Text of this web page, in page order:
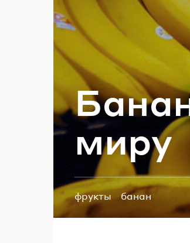
миру
Теги:
фрукты банан